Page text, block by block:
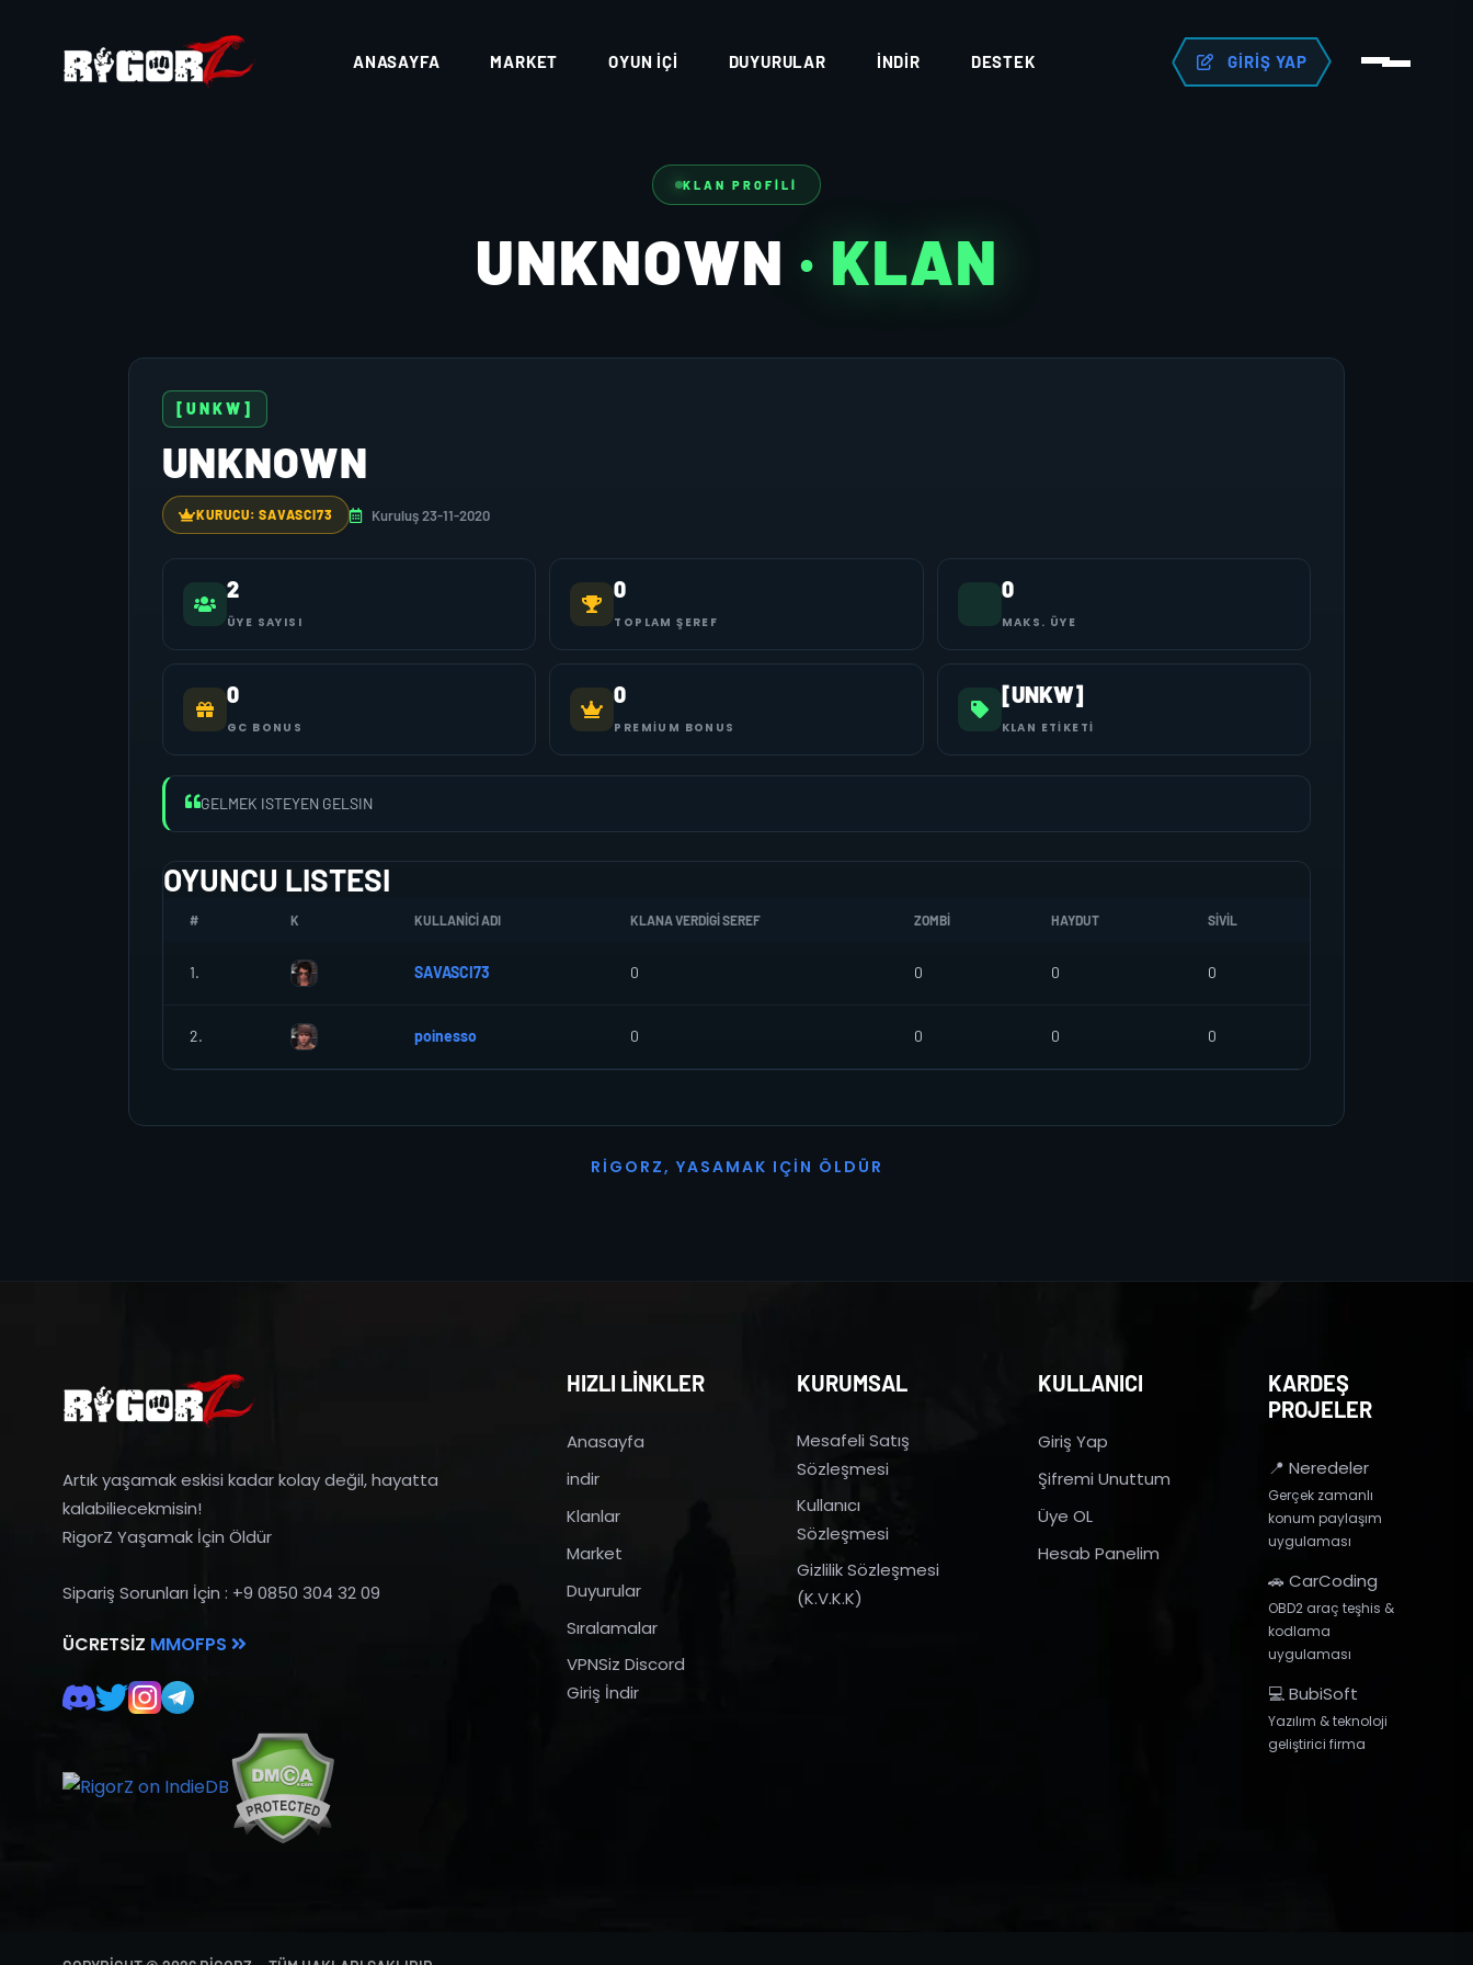
ANASAYFA MARKET OYUN İÇI DUYURULAR İNDIR DESTEK GIRIŞ YAP
KLAN PROFILI
UNKNOWN · KLAN
[UNKW]
UNKNOWN
KURUCU: SAVASCI73 Kuruluş 23-11-2020
2
ÜYE SAYISI
0
TOPLAM ŞEREF
0
MAKS. ÜYE
0
GC BONUS
0
PREMIUM BONUS
[UNKW]
KLAN ETIKETI
GELMEK ISTEYEN GELSIN
OYUNCU LISTESI
# K KULLANICI ADI KLANA VERDIGI SEREF ZOMBI HAYDUT SIVIL
1. SAVASCI73 0 0 0 0
2. poinesso 0 0 0 0
R I G O R Z, YASAMAK I ÇI N Ö L D Ü R
Artık yaşamak eskisi kadar kolay değil, hayatta
kalabiliecekmisin!
RigorZ Yaşamak İçin Öldür
Sipariş Sorunları İçin : +9 0850 304 32 09
ÜCRETSIZ MMOFPS
HIZLI LİNKLER
Anasayfa
indir
Klanlar
Market
Duyurular
Sıralamalar
VPNSiz Discord
Giriş İndir
KURUMSAL
Mesafeli Satış
Sözleşmesi
Kullanıcı
Sözleşmesi
Gizlilik Sözleşmesi
(K.V.K.K)
KULLANICI
Giriş Yap
Şifremi Unuttum
Üye OL
Hesab Panelim
KARDEŞ
PROJELER
📍 Neredeler
Gerçek zamanlı
konum paylaşım
uygulaması
🚗 CarCoding
OBD2 araç teşhis &
kodlama
uygulaması
💻 BubiSoft
Yazılım & teknoloji
geliştirici firma